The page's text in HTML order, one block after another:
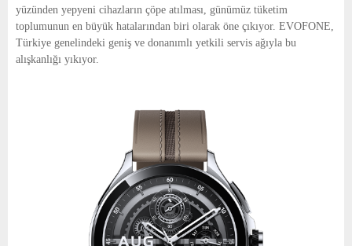
yüzünden yepyeni cihazların çöpe atılması, günümüz tüketim
toplumunun en büyük hatalarından biri olarak öne çıkıyor. EVOFONE,
Türkiye genelindeki geniş ve donanımlı yetkili servis ağıyla bu
alışkanlığı yıkıyor.